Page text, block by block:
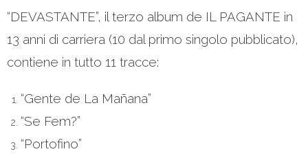
“DEVASTANTE”, il terzo album de IL PAGANTE in
13 anni di carriera (10 dal primo singolo pubblicato),
contiene in tutto 11 tracce:
“Gente de La Mañana”
“Se Fem?”
“Portofino”